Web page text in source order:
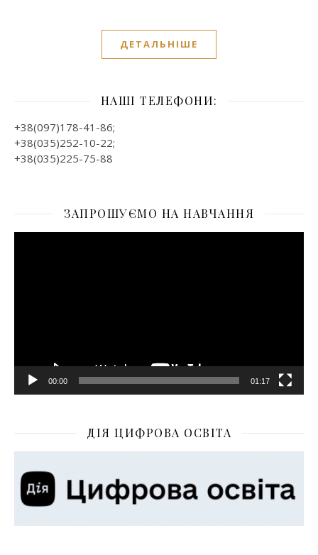
ДЕТАЛЬНІШЕ
НАШІ ТЕЛЕФОНИ:
+38(097)178-41-86;
+38(035)252-10-22;
+38(035)225-75-88
ЗАПРОШУЄМО НА НАВЧАННЯ
Відеопрогравач
00:00 01:17
ДІЯ ЦИФРОВА ОСВІТА